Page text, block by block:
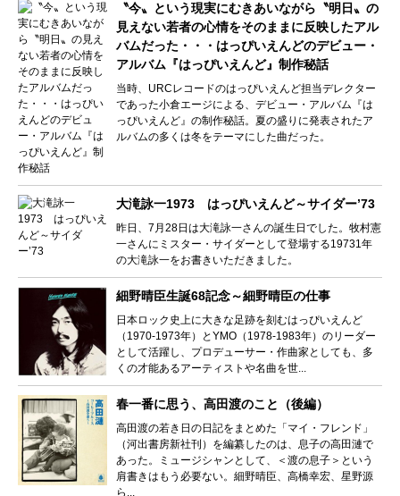
〝今〟という現実にむきあいながら〝明日〟の
見えない若者の心情をそのままに反映したアル
バムだった・・・はっぴいえんどのデビュー・
アルバム『はっぴいえんど』制作秘話
当時、URCレコードのはっぴいえんど担当デレクター
であった小倉エージによる、デビュー・アルバム『は
っぴいえんど』の制作秘話。夏の盛りに発表されたア
ルバムの多くは冬をテーマにした曲だった。
大滝詠一1973 はっぴいえんど～サイダー’73
昨日、7月28日は大滝詠一さんの誕生日でした。牧村憲
一さんにミスター・サイダーとして登場する19731年
の大滝詠一をお書きいただきました。
細野晴臣生誕68記念～細野晴臣の仕事
日本ロック史上に大きな足跡を刻むはっぴいえんど
（1970-1973年）とYMO（1978-1983年）のリーダー
として活躍し、プロデューサー・作曲家としても、多
くの才能あるアーティストや名曲を世...
春一番に思う、高田渡のこと（後編）
高田渡の若き日の日記をまとめた「マイ・フレンド」
（河出書房新社刊）を編纂したのは、息子の高田漣で
あった。ミュージシャンとして、＜渡の息子＞という
肩書きはもう必要ない。細野晴臣、高橋幸宏、星野源
ら...